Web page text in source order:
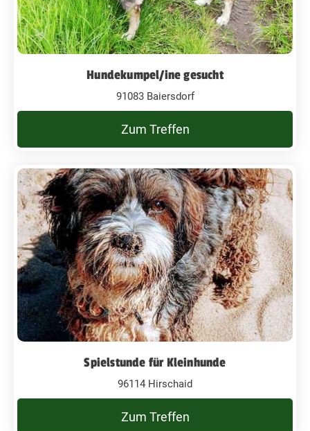
Hundekumpel/ine gesucht
91083 Baiersdorf
Zum Treffen
Spielstunde für Kleinhunde
96114 Hirschaid
Zum Treffen